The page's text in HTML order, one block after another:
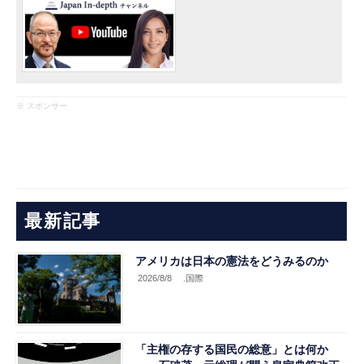
※ スポンサー
最新記事
アメリカは日本の憲法をどうみるのか
2026/8/8 .国際
「主権の存する国民の総意」とは何か